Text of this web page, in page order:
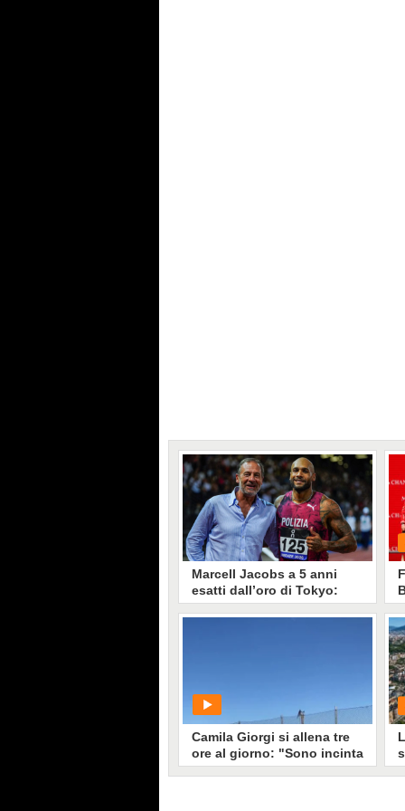
Marcell Jacobs a 5 anni
esatti dall’oro di Tokyo:
"Momento incredibile, ma
sentendo le medesime sensazioni.
E puntando dritto al terzo
Mondiale sui 100 metri.
Camila Giorgi si allena tre
ore al giorno: "Sono incinta
e dei medici mi seguono